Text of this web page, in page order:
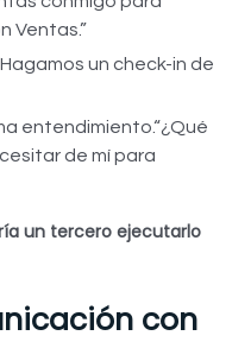
Ventas.”
un check-in de
entendimiento.“¿Qué
de mí para
un tercero ejecutarlo
con